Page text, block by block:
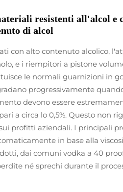
resistenti all'alcol e
di alcol
con alto contenuto alcolico,
e i riempitori a pistone
le normali guarnizioni in
progressivamente
devono essere
a circa lo 0,5%. Questo non
profitti aziendali. I principali
in base alla
dai comuni vodka a 40
né sprechi durante il